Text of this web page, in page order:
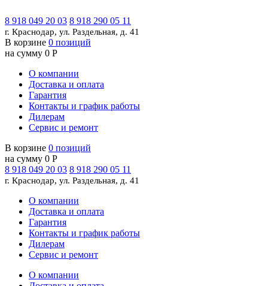
8 918 049 20 03 8 918 290 05 11
г. Краснодар, ул. Раздельная, д. 41
В корзине 0 позиций
на сумму 0 Р
О компании
Доставка и оплата
Гарантия
Контакты и график работы
Дилерам
Сервис и ремонт
В корзине 0 позиций
на сумму 0 Р
8 918 049 20 03 8 918 290 05 11
г. Краснодар, ул. Раздельная, д. 41
О компании
Доставка и оплата
Гарантия
Контакты и график работы
Дилерам
Сервис и ремонт
О компании